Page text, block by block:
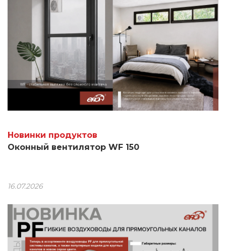
Новинки продуктов
Оконный вентилятор WF 150
16.07.2026